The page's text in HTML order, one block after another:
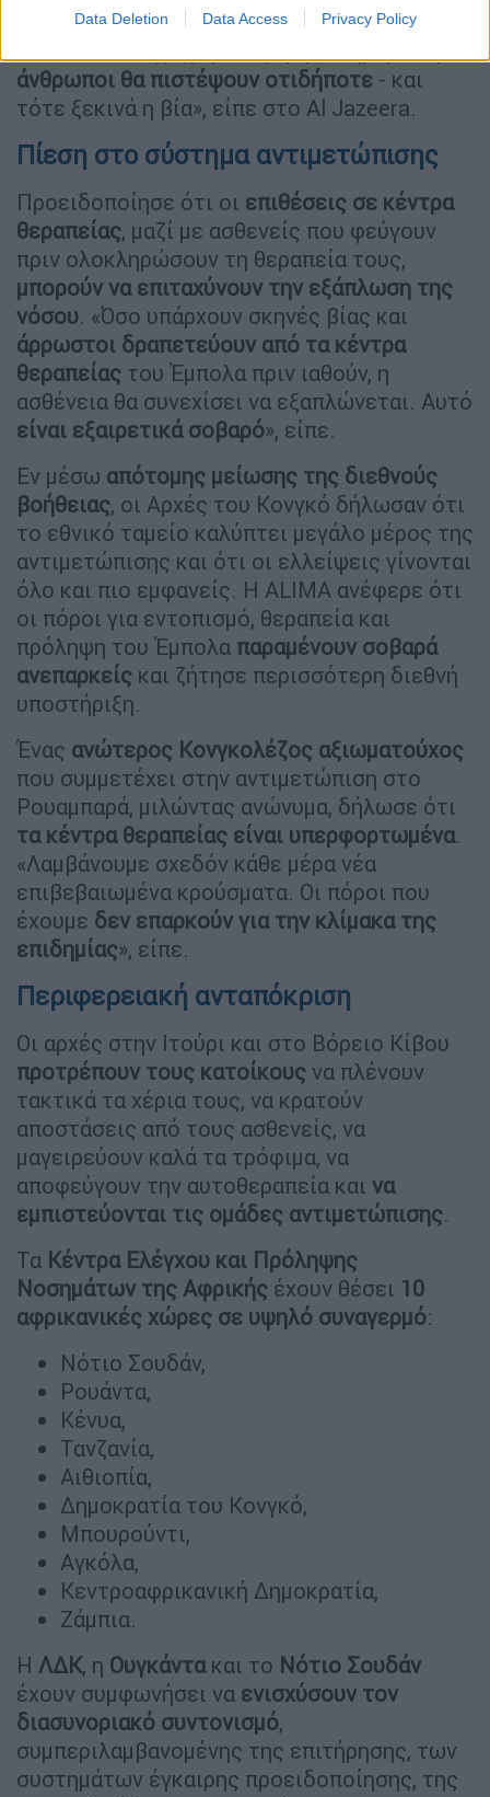
Data Deletion Data Access Privacy Policy
επιδημία, οι φήμες εξαπλώνονται γρήγορα.
άνθρωποι θα πιστέψουν οτιδήποτε - και
τότε ξεκινά η βία», είπε στο Al Jazeera.
Πίεση στο σύστημα αντιμετώπισης
Προειδοποίησε ότι οι επιθέσεις σε κέντρα
θεραπείας, μαζί με ασθενείς που φεύγουν
πριν ολοκληρώσουν τη θεραπεία τους,
μπορούν να επιταχύνουν την εξάπλωση της
νόσου. «Όσο υπάρχουν σκηνές βίας και
άρρωστοι δραπετεύουν από τα κέντρα
θεραπείας του Έμπολα πριν ιαθούν, η
ασθένεια θα συνεχίσει να εξαπλώνεται. Αυτό
είναι εξαιρετικά σοβαρό», είπε.
Εν μέσω απότομης μείωσης της διεθνούς
βοήθειας, οι Αρχές του Κονγκό δήλωσαν ότι
το εθνικό ταμείο καλύπτει μεγάλο μέρος της
αντιμετώπισης και ότι οι ελλείψεις γίνονται
όλο και πιο εμφανείς. Η ALIMA ανέφερε ότι
οι πόροι για εντοπισμό, θεραπεία και
πρόληψη του Έμπολα παραμένουν σοβαρά
ανεπαρκείς και ζήτησε περισσότερη διεθνή
υποστήριξη.
Ένας ανώτερος Κονγκολέζος αξιωματούχος
που συμμετέχει στην αντιμετώπιση στο
Ρουαμπαρά, μιλώντας ανώνυμα, δήλωσε ότι
τα κέντρα θεραπείας είναι υπερφορτωμένα.
«Λαμβάνουμε σχεδόν κάθε μέρα νέα
επιβεβαιωμένα κρούσματα. Οι πόροι που
έχουμε δεν επαρκούν για την κλίμακα της
επιδημίας», είπε.
Περιφερειακή ανταπόκριση
Οι αρχές στην Ιτούρι και στο Βόρειο Κίβου
προτρέπουν τους κατοίκους να πλένουν
τακτικά τα χέρια τους, να κρατούν
αποστάσεις από τους ασθενείς, να
μαγειρεύουν καλά τα τρόφιμα, να
αποφεύγουν την αυτοθεραπεία και να
εμπιστεύονται τις ομάδες αντιμετώπισης.
Τα Κέντρα Ελέγχου και Πρόληψης
Νοσημάτων της Αφρικής έχουν θέσει 10
αφρικανικές χώρες σε υψηλό συναγερμό:
Νότιο Σουδάν,
Ρουάντα,
Κένυα,
Τανζανία,
Αιθιοπία,
Δημοκρατία του Κονγκό,
Μπουρούντι,
Αγκόλα,
Κεντροαφρικανική Δημοκρατία,
Ζάμπια.
Η ΛΔΚ, η Ουγκάντακαι το Νότιο Σουδάν
έχουν συμφωνήσει να ενισχύσουν τον
διασυνοριακό συντονισμό,
συμπεριλαμβανομένης της επιτήρησης, των
συστημάτων έγκαιρης προειδοποίησης, της